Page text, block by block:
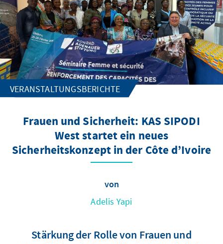
VERANSTALTUNGSBERICHTE
Frauen und Sicherheit: KAS SIPODI
West startet ein neues
Sicherheitskonzept in der Côte d’Ivoire
von
Adelis Yapi
Stärkung der Rolle von Frauen und